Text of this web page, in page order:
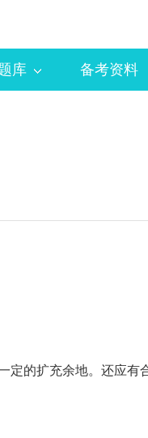
库 备考资料
定的扩充余地。还应有